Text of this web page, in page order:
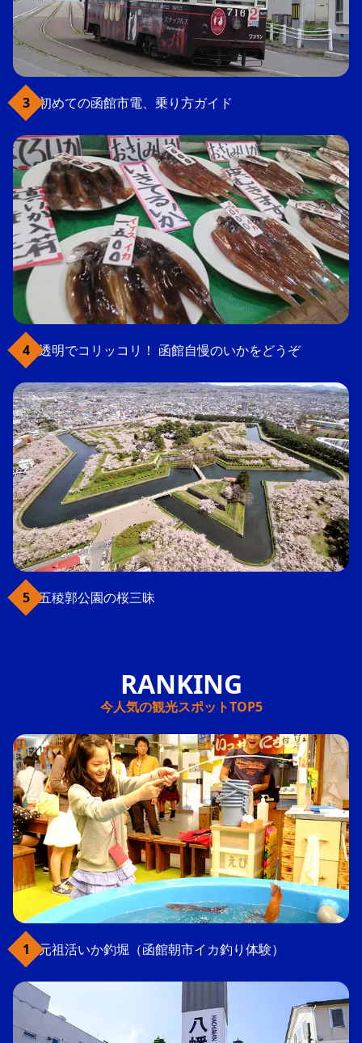
初めての函館市電、乗り方ガイド
透明でコリッコリ！ 函館自慢のいかをどうぞ
五稜郭公園の桜三昧
今人気の観光スポットTOP5
元祖活いか釣堀（函館朝市イカ釣り体験）